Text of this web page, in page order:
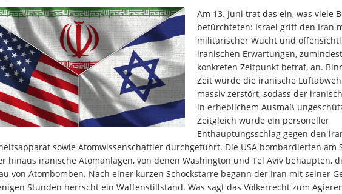
Am 13. Juni trat das ein, was viele
befürchteten: Israel griff den Iran
militärischer Wucht und
iranischen Erwartungen,
konkreten Zeitpunkt betraf, an.
Zeit wurde die iranische
massiv zerstört, sodass der
in erheblichem Ausmaß
Zeitgleich wurde ein personeller
Enthauptungsschlag gegen den
sowie Atomwissenschaftler durchgeführt. Die USA bombardierten am
hinaus iranische Atomanlagen, von denen Washington und Tel Aviv behaupten,
von Atombomben. Nach einer kurzen Schockstarre begann der Iran mit seiner
Stunden herrscht ein Waffenstillstand. Was sagt das Völkerrecht zum